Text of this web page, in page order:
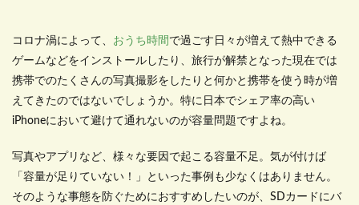
コロナ渦によって、 おうち時間 で過ごす日々が増えて熱中できる
ゲームなどをインストールしたり、旅行が解禁となった現在では
携帯でのたくさんの写真撮影をしたりと何かと携帯を使う時が増
えてきたのではないでしょうか。特に日本でシェア率の高い
iPhoneにおいて避けて通れないのが容量問題ですよね。
写真やアプリなど、様々な要因で起こる容量不足。気が付けば
「容量が足りていない！」といった事例も少なくはありません。
そのような事態を防ぐためにおすすめしたいのが、 SDカードにバ